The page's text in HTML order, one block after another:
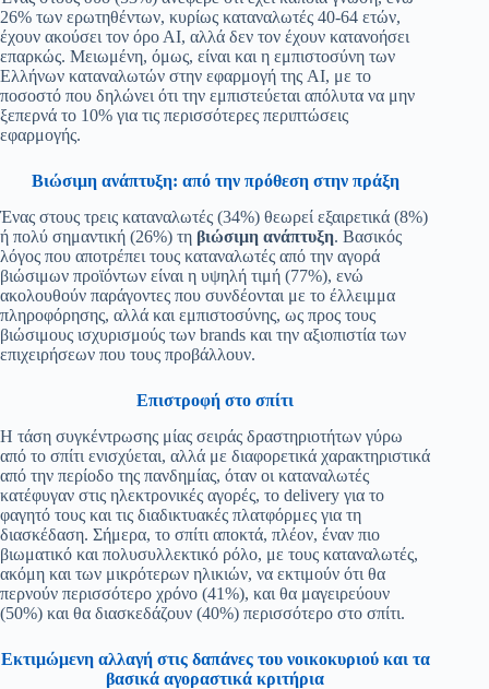
26% των ερωτηθέντων, κυρίως καταναλωτές 40-64 ετών,
έχουν ακούσει τον όρο ΑΙ, αλλά δεν τον έχουν κατανοήσει
επαρκώς. Μειωμένη, όμως, είναι και η εμπιστοσύνη των
Ελλήνων καταναλωτών στην εφαρμογή της AI, με το
ποσοστό που δηλώνει ότι την εμπιστεύεται απόλυτα να μην
ξεπερνά το 10% για τις περισσότερες περιπτώσεις
εφαρμογής.
Βιώσιμη ανάπτυξη: από την πρόθεση στην πράξη
Ένας στους τρεις καταναλωτές (34%) θεωρεί εξαιρετικά (8%)
ή πολύ σημαντική (26%) τη βιώσιμη ανάπτυξη. Βασικός
λόγος που αποτρέπει τους καταναλωτές από την αγορά
βιώσιμων προϊόντων είναι η υψηλή τιμή (77%), ενώ
ακολουθούν παράγοντες που συνδέονται με το έλλειμμα
πληροφόρησης, αλλά και εμπιστοσύνης, ως προς τους
βιώσιμους ισχυρισμούς των brands και την αξιοπιστία των
επιχειρήσεων που τους προβάλλουν.
Επιστροφή στο σπίτι
Η τάση συγκέντρωσης μίας σειράς δραστηριοτήτων γύρω
από το σπίτι ενισχύεται, αλλά με διαφορετικά χαρακτηριστικά
από την περίοδο της πανδημίας, όταν οι καταναλωτές
κατέφυγαν στις ηλεκτρονικές αγορές, το delivery για το
φαγητό τους και τις διαδικτυακές πλατφόρμες για τη
διασκέδαση. Σήμερα, το σπίτι αποκτά, πλέον, έναν πιο
βιωματικό και πολυσυλλεκτικό ρόλο, με τους καταναλωτές,
ακόμη και των μικρότερων ηλικιών, να εκτιμούν ότι θα
περνούν περισσότερο χρόνο (41%), και θα μαγειρεύουν
(50%) και θα διασκεδάζουν (40%) περισσότερο στο σπίτι.
Εκτιμώμενη αλλαγή στις δαπάνες του νοικοκυριού και τα
βασικά αγοραστικά κριτήρια